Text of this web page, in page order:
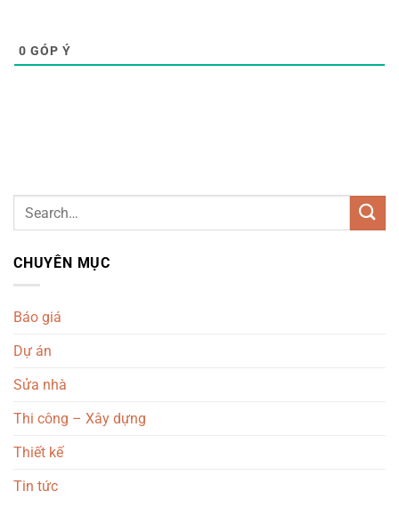
0 GÓP Ý
CHUYÊN MỤC
Báo giá
Dự án
Sửa nhà
Thi công – Xây dựng
Thiết kế
Tin tức